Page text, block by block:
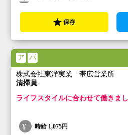
保存
ア パ
株式会社東洋実業 帯広営業所
清掃員
ライフスタイルに合わせて働きまし
時給 1,075円